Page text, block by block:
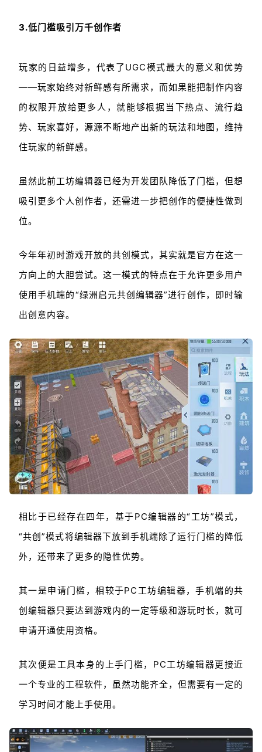
3.低门槛吸引万千创作者
玩家的日益增多，代表了UGC模式最大的意义和优势
——玩家始终对新鲜感有所需求，而如果能把制作内容
的权限开放给更多人，就能够根据当下热点、流行趋
势、玩家喜好，源源不断地产出新的玩法和地图，维持
住玩家的新鲜感。
虽然此前工坊编辑器已经为开发团队降低了门槛，但想
吸引更多个人创作者，还需进一步把创作的便捷性做到
位。
今年年初时游戏开放的共创模式，其实就是官方在这一
方向上的大胆尝试。这一模式的特点在于允许更多用户
使用手机端的“绿洲启元共创编辑器”进行创作，即时输
出创意内容。
相比于已经存在四年，基于PC编辑器的“工坊”模式，
“共创”模式将编辑器下放到手机端除了运行门槛的降低
外，还带来了更多的隐性优势。
其一是申请门槛，相较于PC工坊编辑器，手机端的共
创编辑器只要达到游戏内的一定等级和游玩时长，就可
申请开通使用资格。
其次便是工具本身的上手门槛，PC工坊编辑器更接近
一个专业的工程软件，虽然功能齐全，但需要有一定的
学习时间才能上手使用。